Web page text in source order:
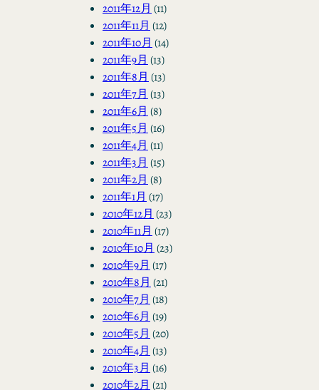
2011年12月 (11)
2011年11月 (12)
2011年10月 (14)
2011年9月 (13)
2011年8月 (13)
2011年7月 (13)
2011年6月 (8)
2011年5月 (16)
2011年4月 (11)
2011年3月 (15)
2011年2月 (8)
2011年1月 (17)
2010年12月 (23)
2010年11月 (17)
2010年10月 (23)
2010年9月 (17)
2010年8月 (21)
2010年7月 (18)
2010年6月 (19)
2010年5月 (20)
2010年4月 (13)
2010年3月 (16)
2010年2月 (21)